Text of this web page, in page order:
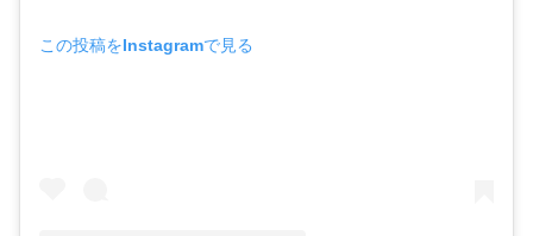
この投稿をInstagramで見る